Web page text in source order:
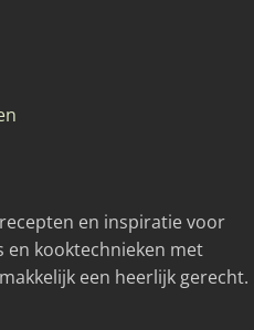
en inspiratie voor
en kooktechnieken met
een heerlijk gerecht.